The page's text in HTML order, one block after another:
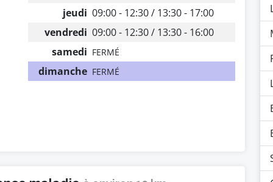
jeudi 09:00 - 12:30 / 13:30 - 17:00
vendredi 09:00 - 12:30 / 13:30 - 16:00
samedi FERMÉ
dimanche FERMÉ